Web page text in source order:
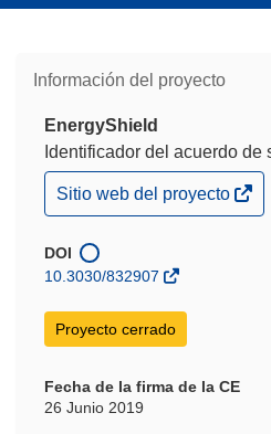
Información del proyecto
EnergyShield
Identificador del acuerdo de
(se
abrirá
una
nueva
Sitio web del proyecto
DOI
10.3030/832907
Proyecto cerrado
Fecha de la firma de la CE
26 Junio 2019